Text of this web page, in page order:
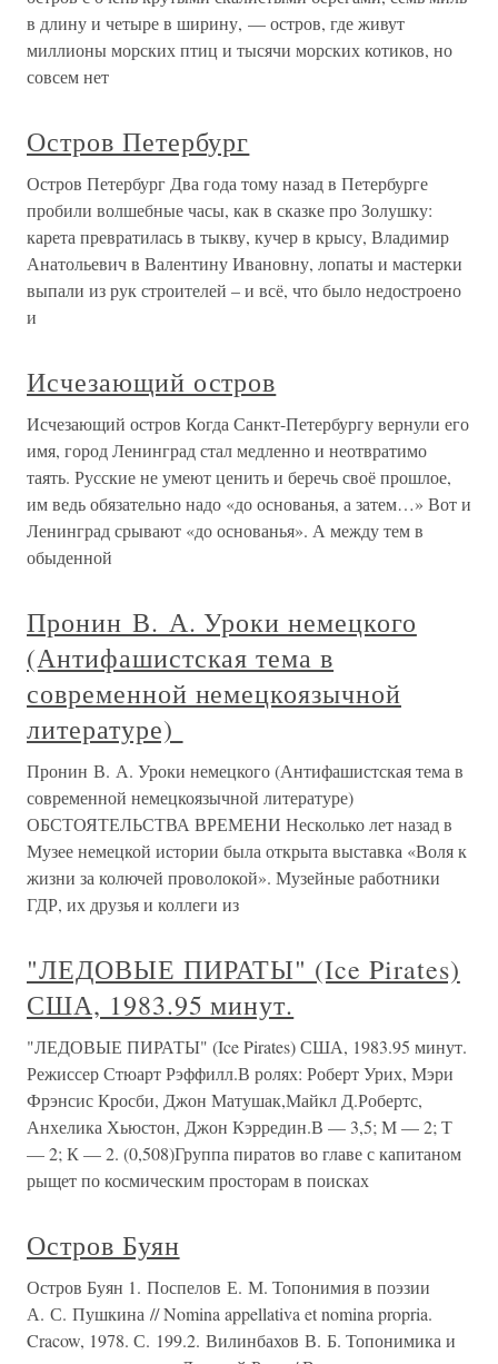
в длину и четыре в ширину, — остров, где живут
миллионы морских птиц и тысячи морских котиков, но
совсем нет
Остров Петербург
Остров Петербург Два года тому назад в Петербурге
пробили волшебные часы, как в сказке про Золушку:
карета превратилась в тыкву, кучер в крысу, Владимир
Анатольевич в Валентину Ивановну, лопаты и мастерки
выпали из рук строителей – и всё, что было недостроено
и
Исчезающий остров
Исчезающий остров Когда Санкт-Петербургу вернули его
имя, город Ленинград стал медленно и неотвратимо
таять. Русские не умеют ценить и беречь своё прошлое,
им ведь обязательно надо «до основанья, а затем…» Вот и
Ленинград срывают «до основанья». А между тем в
обыденной
Пронин В. А. Уроки немецкого
(Антифашистская тема в
современной немецкоязычной
литературе)
Пронин В. А. Уроки немецкого (Антифашистская тема в
современной немецкоязычной литературе)
ОБСТОЯТЕЛЬСТВА ВРЕМЕНИ Несколько лет назад в
Музее немецкой истории была открыта выставка «Воля к
жизни за колючей проволокой». Музейные работники
ГДР, их друзья и коллеги из
"ЛЕДОВЫЕ ПИРАТЫ" (Ice Pirates)
США, 1983.95 минут.
"ЛЕДОВЫЕ ПИРАТЫ" (Ice Pirates) США, 1983.95 минут.
Режиссер Стюарт Рэффилл.В ролях: Роберт Урих, Мэри
Фрэнсис Кросби, Джон Матушак,Майкл Д.Робертс,
Анхелика Хьюстон, Джон Кэрредин.В — 3,5; М — 2; Т
— 2; К — 2. (0,508)Группа пиратов во главе с капитаном
рыщет по космическим просторам в поисках
Остров Буян
Остров Буян 1. Поспелов Е. М. Топонимия в поэзии
А. С. Пушкина // Nomina appellativa et nomina propria.
Cracow, 1978. С. 199.2. Вилинбахов В. Б. Топонимика и